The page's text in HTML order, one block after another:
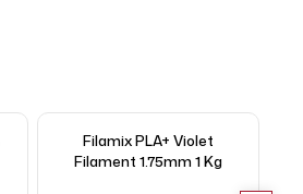
Filamix PLA+ Violet
Filament 1.75mm 1 Kg